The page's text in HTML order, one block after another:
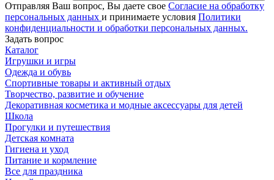
Отправляя Ваш вопрос, Вы даете свое Согласие на обработку
персональных данных и принимаете условия Политики
конфиденциальности и обработки персональных данных.
Задать вопрос
Каталог
Игрушки и игры
Одежда и обувь
Спортивные товары и активный отдых
Творчество, развитие и обучение
Декоративная косметика и модные аксессуары для детей
Школа
Прогулки и путешествия
Детская комната
Гигиена и уход
Питание и кормление
Все для праздника